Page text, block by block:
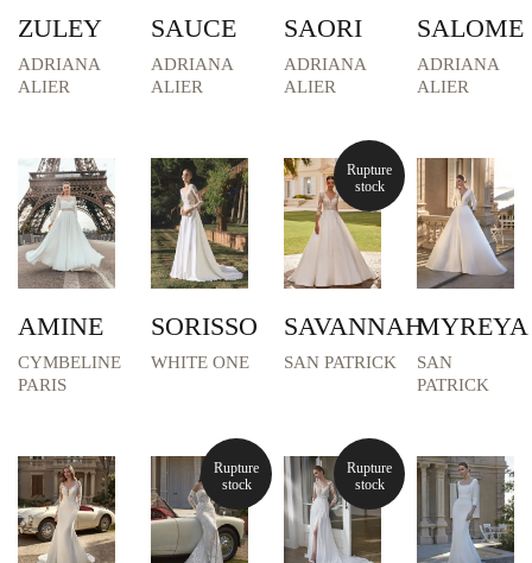
CYMBELINE PARIS
SAN PATRICK
ADRIANA ALIER
WHITE ONE
POUR UN OUI
LADYBIRD
LA SPOSA
None
Asymétrique
Coupe A
Coupe Evasé
Coupe Fourreau
ZULEY
ADRIANA
ALIER
SAUCE
ADRIANA
ALIER
SAORI
ADRIANA
ALIER
SALOME
ADRIANA
ALIER
AMINE
CYMBELINE
PARIS
SORISSO
WHITE ONE
Rupture
stock
SAVANNAH
SAN PATRICK
MYREYA
SAN
PATRICK
Rupture
stock
Rupture
stock